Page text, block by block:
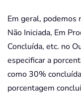
Em geral, podemos
Não Iniciada, Em
Concluída, etc. no
especificar a
como 30%
porcentagem